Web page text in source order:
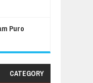
Puro
CATEGORY